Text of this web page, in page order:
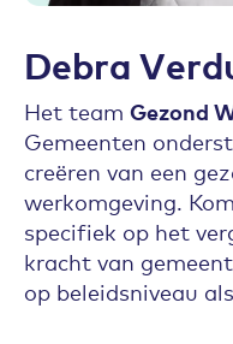
Debra
Het team Gezond
Gemeenten
creëren van een
werkomgeving.
specifiek op het
kracht van
op beleidsniveau